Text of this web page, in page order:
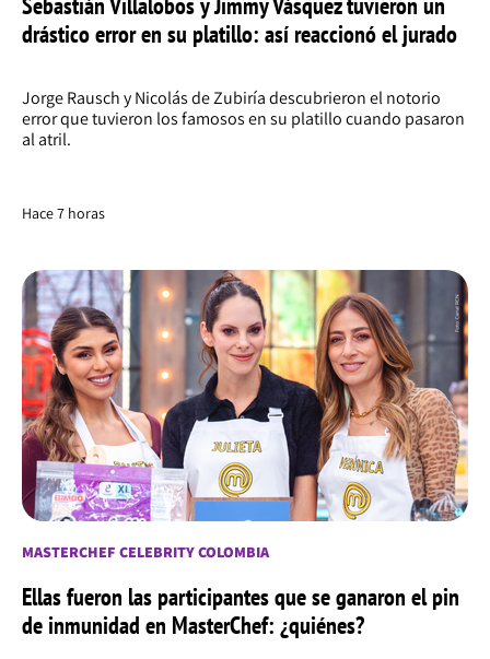
drástico error en su platillo: así reaccionó el jurado
Jorge Rausch y Nicolás de Zubiría descubrieron el notorio
error que tuvieron los famosos en su platillo cuando pasaron
al atril.
Hace 7 horas
MASTERCHEF CELEBRITY COLOMBIA
Ellas fueron las participantes que se ganaron el pin
de inmunidad en MasterChef: ¿quiénes?